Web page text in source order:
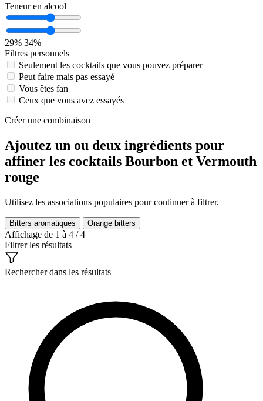
Teneur en alcool
29% 34%
Filtres personnels
Seulement les cocktails que vous pouvez préparer
Peut faire mais pas essayé
Vous êtes fan
Ceux que vous avez essayés
Créer une combinaison
Ajoutez un ou deux ingrédients pour
affiner les cocktails Bourbon et Vermouth
rouge
Utilisez les associations populaires pour continuer à filtrer.
Bitters aromatiques Orange bitters
Affichage de 1 à 4 / 4
Filtrer les résultats
Rechercher dans les résultats